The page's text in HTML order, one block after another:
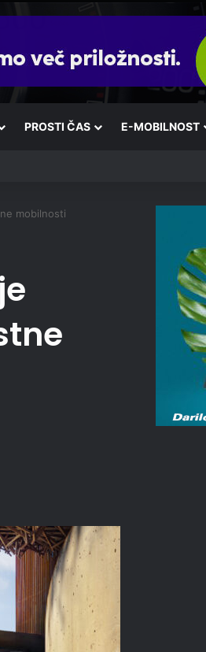
PROSTI ČAS E-MOBILNOST
mobilnosti